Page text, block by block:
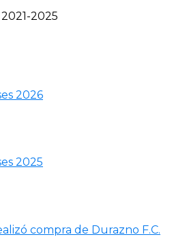
2025
2026
2025
compra de Durazno F.C.